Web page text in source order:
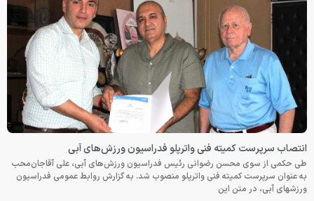
انتصاب سرپرست کمیته فنی واترپلو فدراسیون ورزش‌های آبی
طی حکمی از سوی محسن رضوانی رئیس فدراسیون ورزش‌های آبی، علی آقاجان‌محب
به عنوان سرپرست کمیته فنی واترپلو منصوب شد. به گزارش روابط عمومی فدراسیون
ورزشهای آبی، در متن این